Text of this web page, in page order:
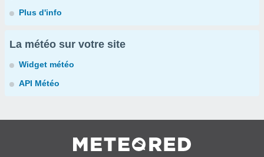
Plus d'info
La météo sur votre site
Widget météo
API Météo